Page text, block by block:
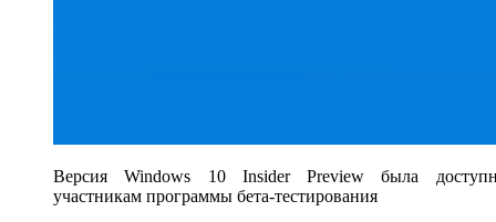
Версия Windows 10 Insider Preview была
участникам программы бета-тестирования